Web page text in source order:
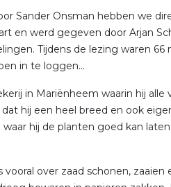
Sander Onsman hebben we
en werd gegeven door Arjan
Tijdens de lezing waren
in te loggen…
in Mariënheem waarin hij
hij een heel breed en ook
hij de planten goed kan
over zaad schonen,